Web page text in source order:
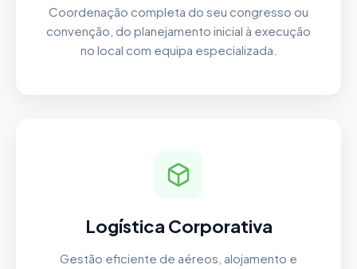
Coordenação completa do seu congresso ou
convenção, do planejamento inicial à execução
no local com equipa especializada.
Logística Corporativa
Gestão eficiente de aéreos, alojamento e